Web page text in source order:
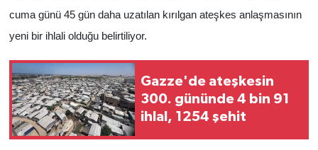
cuma günü 45 gün daha uzatılan kırılgan ateşkes anlaşmasının
yeni bir ihlali olduğu belirtiliyor.
Gazze'de ateşkesin
300. gününde 4 bin 91
ihlal, 1254 şehit